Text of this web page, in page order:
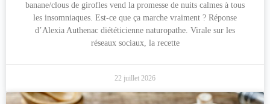
banane/clous de girofles vend la promesse de nuits calmes à tous
les insomniaques. Est-ce que ça marche vraiment ? Réponse
d’Alexia Authenac diététicienne naturopathe. Virale sur les
réseaux sociaux, la recette
22 juillet 2026